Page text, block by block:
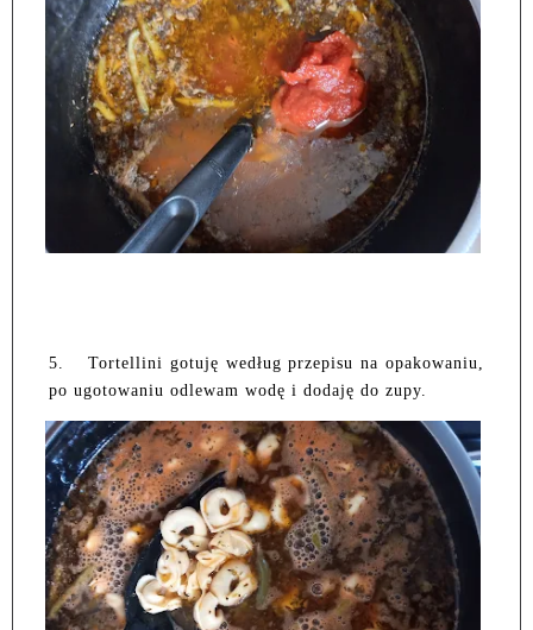
5.
Tortellini gotuję według przepisu na opakowaniu,
po ugotowaniu odlewam wodę i dodaję do zupy.